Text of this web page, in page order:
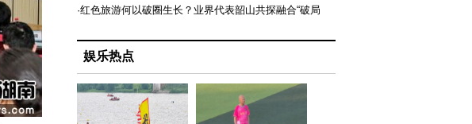
·红色旅游何以破圈生长？业界代表韶山共探融合“破局
娱乐热点